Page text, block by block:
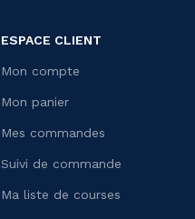
ESPACE CLIENT
Mon compte
Mon panier
Mes commandes
Suivi de commande
Ma liste de courses